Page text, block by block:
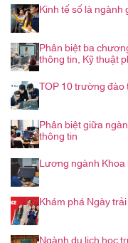
Kinh tế số là ngành
Phân biệt ba
thông tin, Kỹ thuật
TOP 10 trường
Phân biệt giữa
thông tin
Lương ngành
Khám phá Ngày